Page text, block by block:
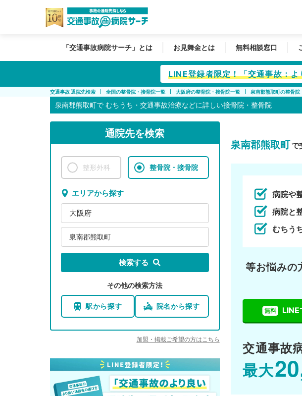
「交通事故病院サーチ」とは お見舞金とは 無料相談窓口
LINE登録者限定！「交通事故：
交通事故 通院先検索 全国の整骨院・接骨院一覧 大阪府の整骨院・接骨院一覧 泉南郡熊取町の整骨院
泉南郡熊取町で むちうち・交通事故治療などに詳しい接骨院・整骨院
通院先を検索
整形外科 整骨院・接骨院
エリアから探す
大阪府
泉南郡熊取町
検索する
その他の検索方法
駅から探す 院名から探す
加盟・掲載ご希望の方はこちら
泉南郡熊取町で
病院や
病院と
むちう
等お悩みの
無料 LINE
交通事故
最大